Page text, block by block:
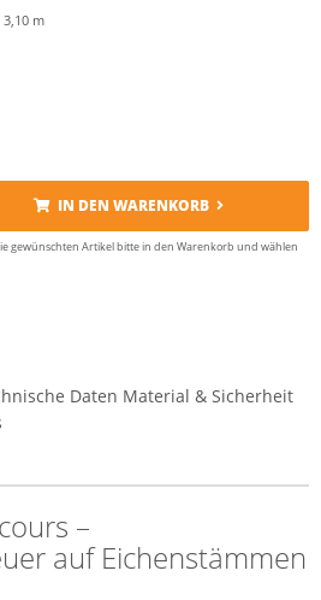
3,10 m
IN DEN WARENKORB
gewünschten Artikel bitte in den Warenkorb und wählen
Daten Material & Sicherheit
–
auf Eichenstämmen